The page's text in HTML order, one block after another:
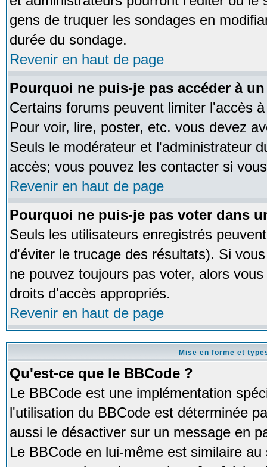
gens de truquer les sondages en
durée du sondage.
Revenir en haut de page
Pourquoi ne puis-je pas accéder à
Certains forums peuvent limiter l'accès
Pour voir, lire, poster, etc. vous devez
Seuls le modérateur et l'administrateur
accès; vous pouvez les contacter si
Revenir en haut de page
Pourquoi ne puis-je pas voter dans
Seuls les utilisateurs enregistrés
d'éviter le trucage des résultats). Si
ne pouvez toujours pas voter, alors
droits d'accès appropriés.
Revenir en haut de page
Mise en forme et
Qu'est-ce que le BBCode ?
Le BBCode est une implémentation
l'utilisation du BBCode est déterminée
aussi le désactiver sur un message en
Le BBCode en lui-même est similaire